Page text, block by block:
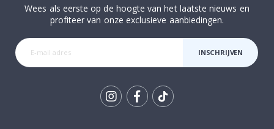
Wees als eerste op de hoogte van het laatste nieuws en
profiteer van onze exclusieve aanbiedingen.
INSCHRIJVEN